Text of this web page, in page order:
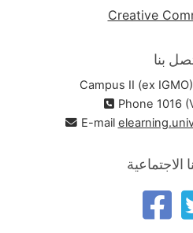
Creative
بنا
Campus II (ex
Phone 1016
E-mail
الاجتماعية